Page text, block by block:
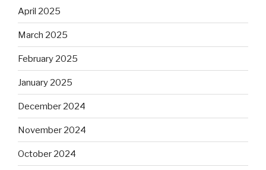
April 2025
March 2025
February 2025
January 2025
December 2024
November 2024
October 2024